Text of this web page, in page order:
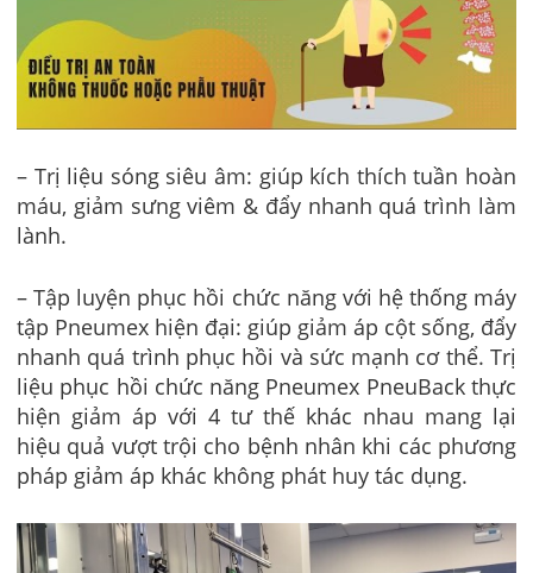
– Trị liệu sóng siêu âm: giúp kích thích tuần hoàn
máu, giảm sưng viêm & đẩy nhanh quá trình làm
lành.
– Tập luyện phục hồi chức năng với hệ thống máy
tập Pneumex hiện đại: giúp giảm áp cột sống, đẩy
nhanh quá trình phục hồi và sức mạnh cơ thể. Trị
liệu phục hồi chức năng Pneumex PneuBack thực
hiện giảm áp với 4 tư thế khác nhau mang lại
hiệu quả vượt trội cho bệnh nhân khi các phương
pháp giảm áp khác không phát huy tác dụng.